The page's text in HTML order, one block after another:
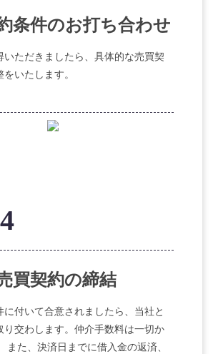
条件のお打ち合わせ
いただきましたら、具体的な売買契
いたします。
買契約の締結
に付いて合意されましたら、当社と
り交わします。仲介手数料は一切か
また、決済日までに借入金の返済、